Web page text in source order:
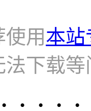
用本站
下载等
· · · ·